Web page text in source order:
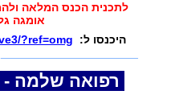
אומגה
היכנסו ל:
?ref=omg
רפואה שלמה -